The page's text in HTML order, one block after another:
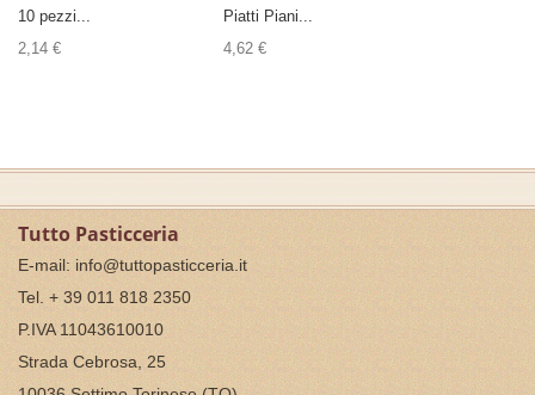
10 pezzi...
2,14 €
Piatti Piani...
4,62 €
Tutto Pasticceria
E-mail: info@tuttopasticceria.it
Tel. + 39 011 818 2350
P.IVA 11043610010
Strada Cebrosa, 25